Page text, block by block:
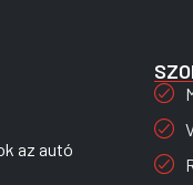
az autó